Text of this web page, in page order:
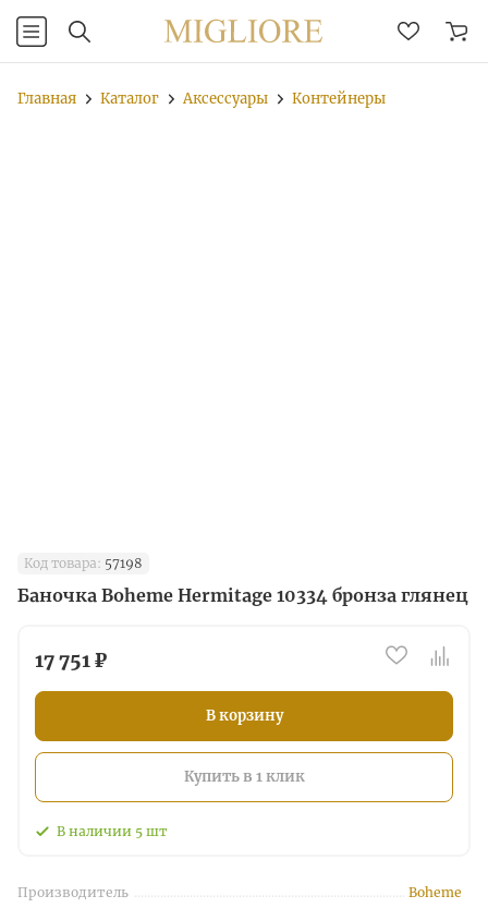
Главная Каталог Аксессуары Контейнеры
Код товара: 57198
Баночка Boheme Hermitage 10334 бронза глянец
17 751 ₽
В корзину
Купить в 1 клик
В наличии 5 шт
Производитель Boheme